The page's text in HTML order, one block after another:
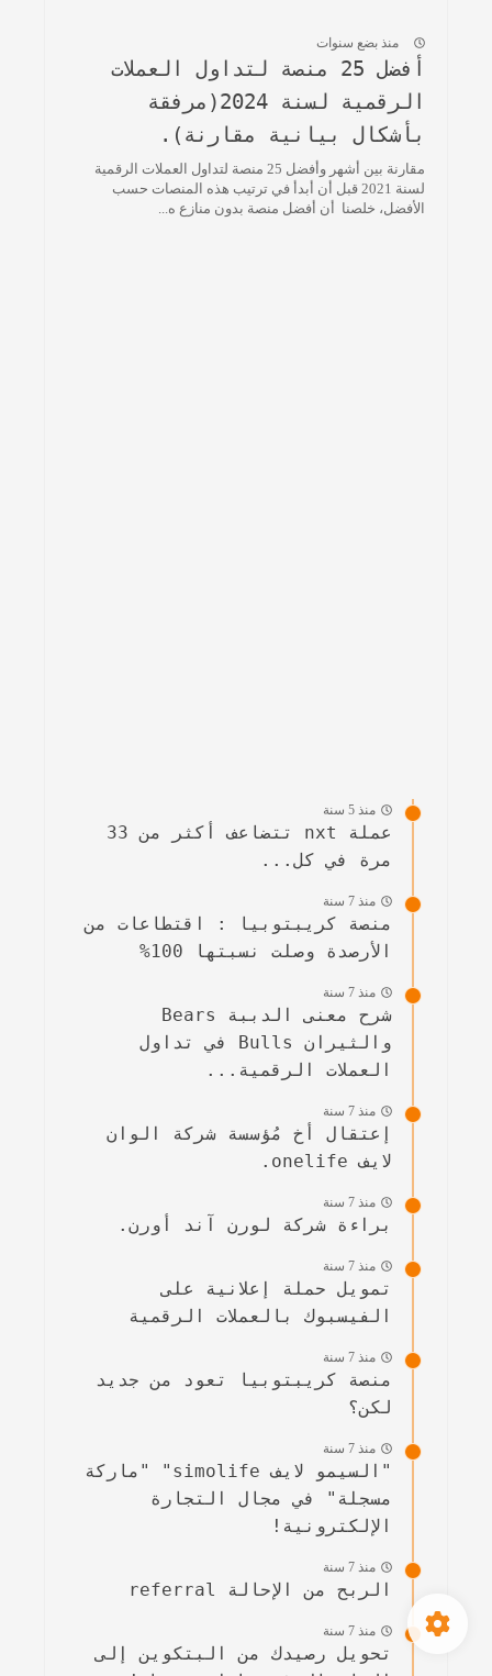
منذ بضع سنوات
أفضل 25 منصة لتداول العملات
الرقمية لسنة 2024(مرفقة
بأشكال بيانية مقارنة).
مقارنة بين أشهر وأفضل 25 منصة لتداول العملات الرقمية
لسنة 2021 قبل أن أبدأ في ترتيب هذه المنصات حسب
الأفضل، خلصنا أن أفضل منصة بدون منازع ه...
منذ 5 سنة
عملة nxt تتضاعف أكثر من 33
مرة في كل...
منذ 7 سنة
منصة كريبتوبيا : اقتطاعات من
الأرصدة وصلت نسبتها 100%
منذ 7 سنة
شرح معنى الدببة Bears
والثيران Bulls في تداول
العملات الرقمية...
منذ 7 سنة
إعتقال أخ مُؤسسة شركة الوان
لايف onelife.
منذ 7 سنة
براءة شركة لورن آند أورن.
منذ 7 سنة
تمويل حملة إعلانية على
الفيسبوك بالعملات الرقمية
منذ 7 سنة
منصة كريبتوبيا تعود من جديد
لكن؟
منذ 7 سنة
"السيمو لايف simolife" "ماركة
مسجلة" في مجال التجارة
الإلكترونية!
منذ 7 سنة
الربح من الإحالة referral
منذ 7 سنة
تحويل رصيدك من البتكوين إلى